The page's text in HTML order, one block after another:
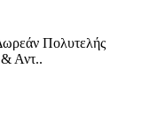
Πολυτελής
Αντ..